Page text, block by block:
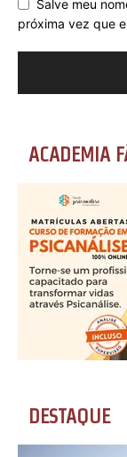
Salve meu
próxima vez que
ACADEMIA
DESTAQUE